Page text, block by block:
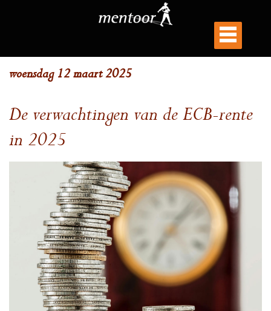
woensdag 12 maart 2025
De verwachtingen van de ECB-rente
in 2025